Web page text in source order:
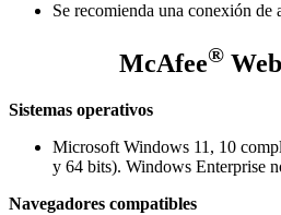
Se recomienda una conexión de
McAfee®
Sistemas operativos
Microsoft Windows 11, 10
y 64 bits). Windows Enterprise
Navegadores compatibles